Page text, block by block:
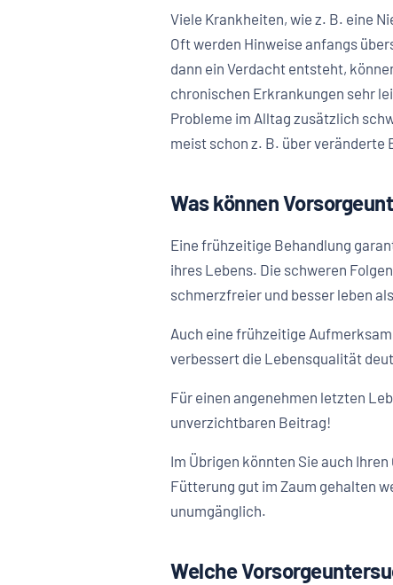
Viele Krankheiten, wie z. B. eine
Oft werden Hinweise anfangs
dann ein Verdacht entsteht,
chronischen Erkrankungen sehr
Probleme im Alltag zusätzlich
meist schon z. B. über veränderte
Was können
Eine frühzeitige Behandlung
ihres Lebens. Die schweren
schmerzfreier und besser leben
Auch eine frühzeitige
verbessert die Lebensqualität
Für einen angenehmen letzten
unverzichtbaren Beitrag!
Im Übrigen könnten Sie auch
Fütterung gut im Zaum gehalten
unumgänglich.
Welche